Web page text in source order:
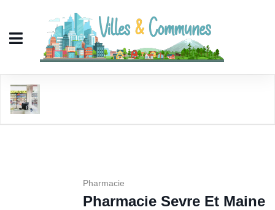
Pharmacie
Pharmacie Sevre Et Maine